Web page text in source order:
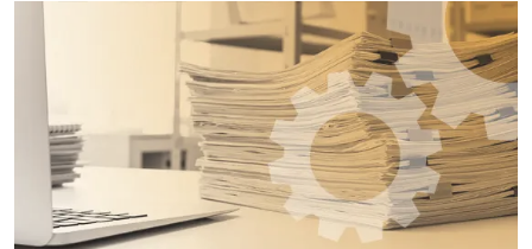
mit dem €-Button auf einem Kundenauftrag die Zahlung in Pos-
in starten. Das geht jetzt auch in dem Fall, wo Pos-in nicht auf
dem gleichen PC läuft, wie Trade-in. Z. B. in dem Fall, wo Pos-in
lokal auf einer Kasse läuft, und Trade-in in einer RDP-Sitzung
Es werden jetzt Geräte vom Typ GLORY CI-10X unterstützt.
Bei Kundenkarten kann man einen Maximalbetrag hinterlegen.
Das bewirkt, dass ein Verkauf an den Kunden verweigert wird,
wenn der Betrag erreicht ist. Es besteht zudem die Möglichkeit,
den Umsatz nur auf die Gültigkeitsperiode der Kundenkarte zu